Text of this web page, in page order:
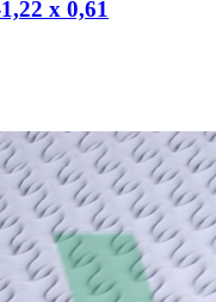
x 0,61